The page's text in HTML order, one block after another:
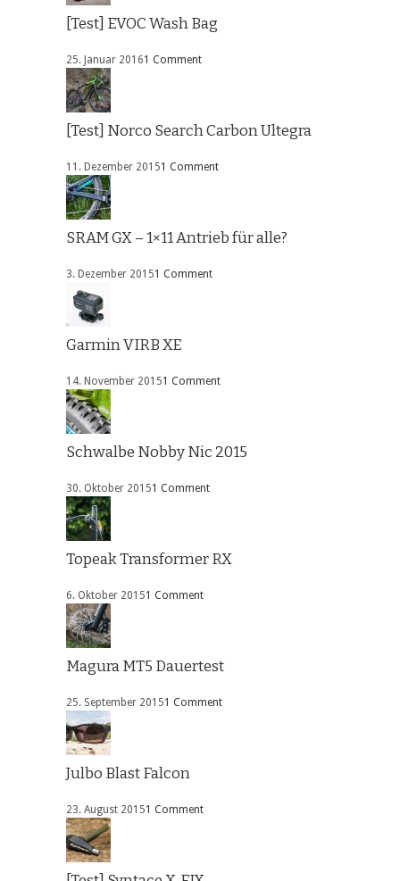
[Test] EVOC Wash Bag
25. Januar 20161 Comment
[Test] Norco Search Carbon Ultegra
11. Dezember 20151 Comment
SRAM GX – 1×11 Antrieb für alle?
3. Dezember 20151 Comment
Garmin VIRB XE
14. November 20151 Comment
Schwalbe Nobby Nic 2015
30. Oktober 20151 Comment
Topeak Transformer RX
6. Oktober 20151 Comment
Magura MT5 Dauertest
25. September 20151 Comment
Julbo Blast Falcon
23. August 20151 Comment